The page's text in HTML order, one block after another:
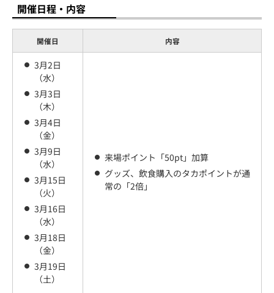
開催日程・内容
開催日 内容
3月2日
（水）
3月3日
（木）
3月4日
（金）
3月9日
（水）
3月15日
（火）
3月16日
（水）
3月18日
（金）
3月19日
（土）
来場ポイント「50pt」加算
グッズ、飲食購入のタカポイントが通
常の「2倍」